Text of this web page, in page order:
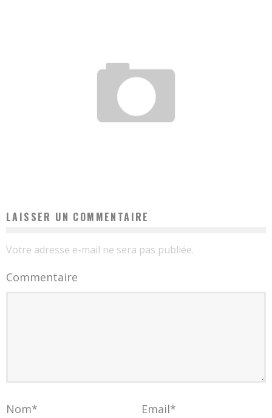
LAISSER UN COMMENTAIRE
Votre adresse e-mail ne sera pas publiée.
Commentaire
Nom* Email*